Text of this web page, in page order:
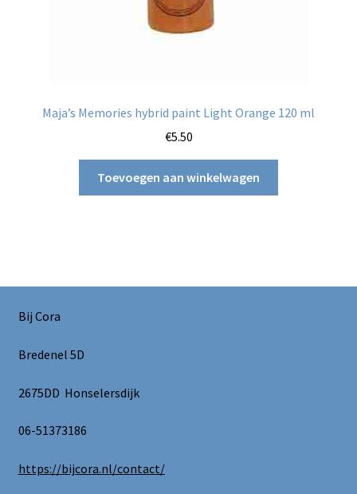
Maja’s Memories hybrid paint Light Orange 120 ml
€5.50
Toevoegen aan winkelwagen
Bij Cora
Bredenel 5D
2675DD Honselersdijk
06-51373186
https://bijcora.nl/contact/